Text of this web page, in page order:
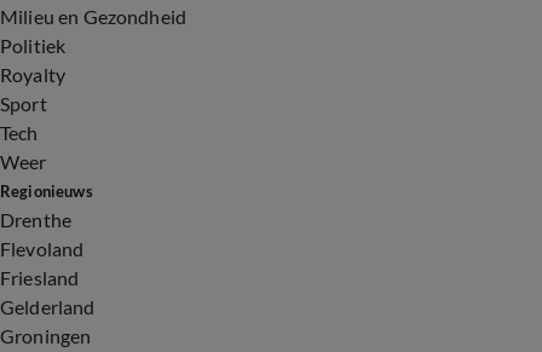
Milieu en Gezondheid
Politiek
Royalty
Sport
Tech
Weer
Regionieuws
Drenthe
Flevoland
Friesland
Gelderland
Groningen